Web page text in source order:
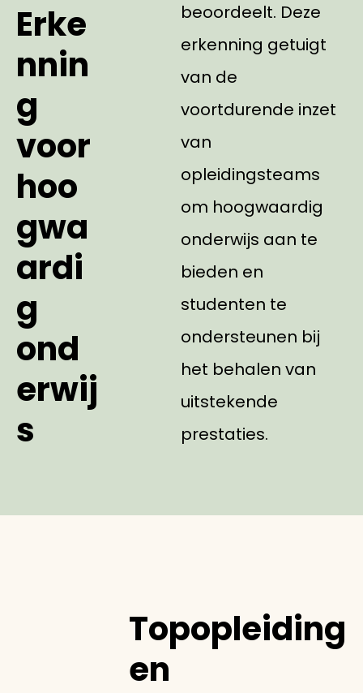
Erke
nnin
g
voor
hoo
gwa
ardi
g
ond
erwij
s
beoordeelt. Deze
erkenning getuigt
van de
voortdurende inzet
van
opleidingsteams
om hoogwaardig
onderwijs aan te
bieden en
studenten te
ondersteunen bij
het behalen van
uitstekende
prestaties.
Topopleiding
en